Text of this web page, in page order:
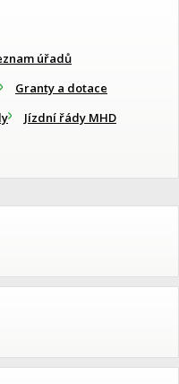
úřadů
Granty a dotace
Jízdní řády MHD